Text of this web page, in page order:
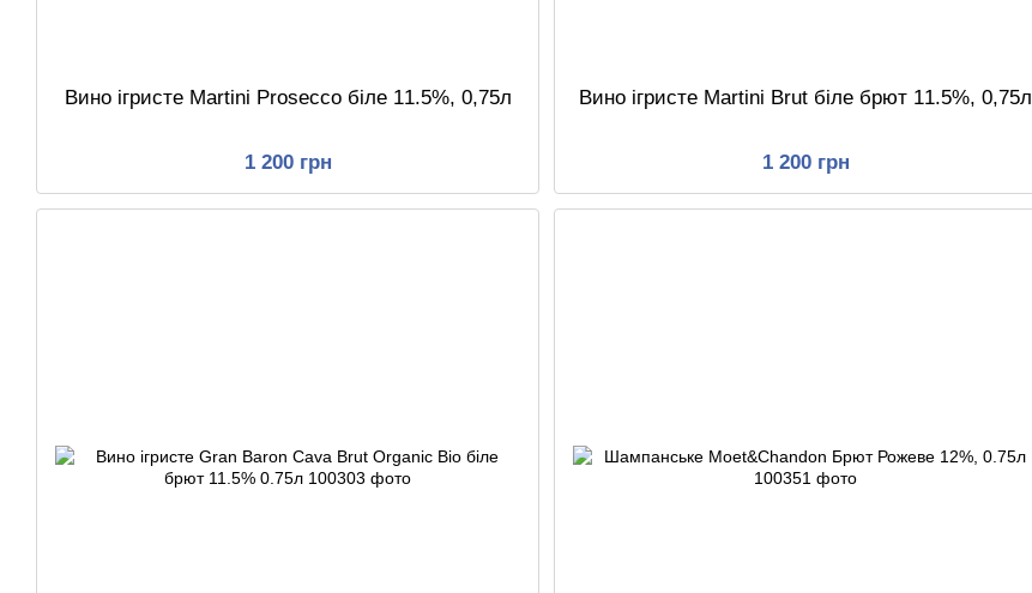
Вино ігристе Martini Prosecco біле 11.5%, 0,75л
1 200 грн
Вино ігристе Martini Brut біле брют 11.5%, 0,75л
1 200 грн